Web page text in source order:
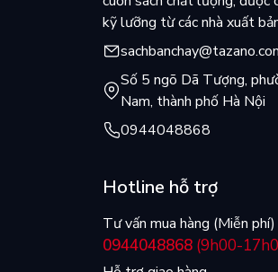
kỹ lưỡng từ các nhà xuất
Số 5 ngõ Dã Tượng,
Nam, thành phố Hà Nội
0944048868
Hotline hỗ trợ
Tư vấn mua hàng (Miễn phí)
0944048868 (9h00-